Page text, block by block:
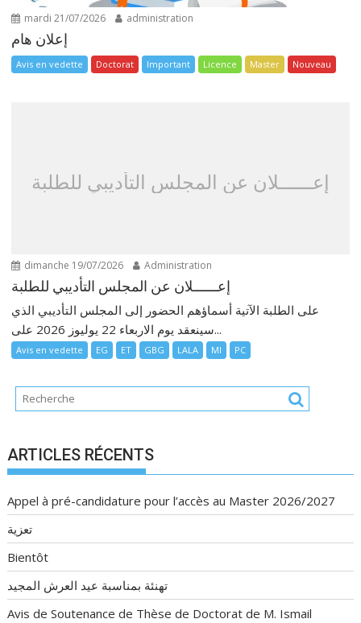
mardi 21/07/2026 administration
إعلان هام
Avis en vedette Doctorat Important Licence Master Nouveau
إعــــــلان عن المجلس التأديبي للطلبة
dimanche 19/07/2026 Administration
إعــــــلان عن المجلس التأديبي للطلبة
على الطلبة الآتية أسماؤهم الحضور إلى المجلس التأديبي الذي
سينعقد يوم الاربعاء 22 يوليوز 2026 على...
Avis en vedette EG ET GBG LALA MI PC
ARTICLES RÉCENTS
Appel à pré-candidature pour l’accès au Master 2026/2027
تعزية
Bientôt
تهنئة بمناسبة عيد العرش المجيد
Avis de Soutenance de Thèse de Doctorat de M. Ismail